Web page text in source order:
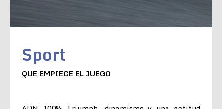
Sport
QUE EMPIECE EL JUEGO